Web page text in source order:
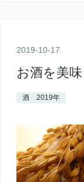
2019-10-17
お酒を美
酒 2019年